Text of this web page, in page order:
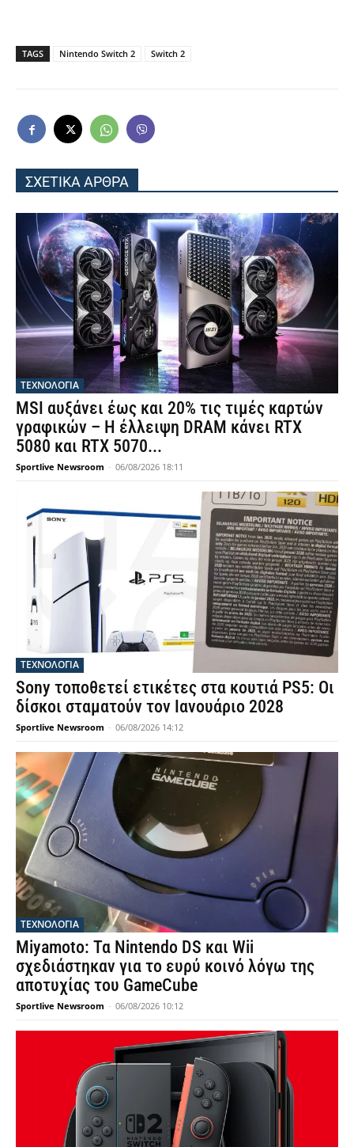
TAGS Nintendo Switch 2 Switch 2
ΣΧΕΤΙΚΑ ΑΡΘΡΑ
ΤΕΧΝΟΛΟΓΙΑ
MSI αυξάνει έως και 20% τις τιμές καρτών
γραφικών – Η έλλειψη DRAM κάνει RTX
5080 και RTX 5070...
Sportlive Newsroom - 06/08/2026 18:11
ΤΕΧΝΟΛΟΓΙΑ
Sony τοποθετεί ετικέτες στα κουτιά PS5: Οι
δίσκοι σταματούν τον Ιανουάριο 2028
Sportlive Newsroom - 06/08/2026 14:12
ΤΕΧΝΟΛΟΓΙΑ
Miyamoto: Τα Nintendo DS και Wii
σχεδιάστηκαν για το ευρύ κοινό λόγω της
αποτυχίας του GameCube
Sportlive Newsroom - 06/08/2026 10:12